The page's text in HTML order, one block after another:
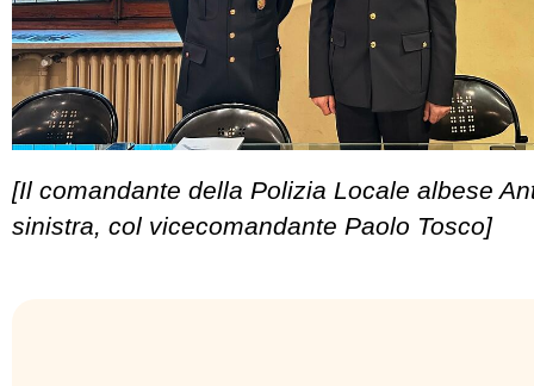
[Il comandante della Polizia Locale albese
sinistra, col vicecomandante Paolo Tosco]